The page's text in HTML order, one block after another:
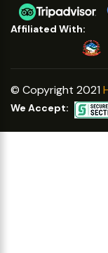
Affiliated With:
© Copyright 2021
We Accept: